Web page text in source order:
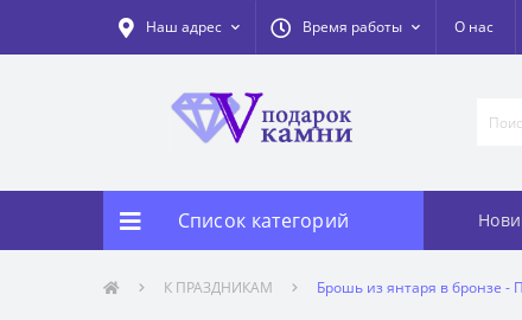
Наш адрес Время работы О нас
Список категорий
К ПРАЗДНИКАМ Брошь из янтаря в бронзе -